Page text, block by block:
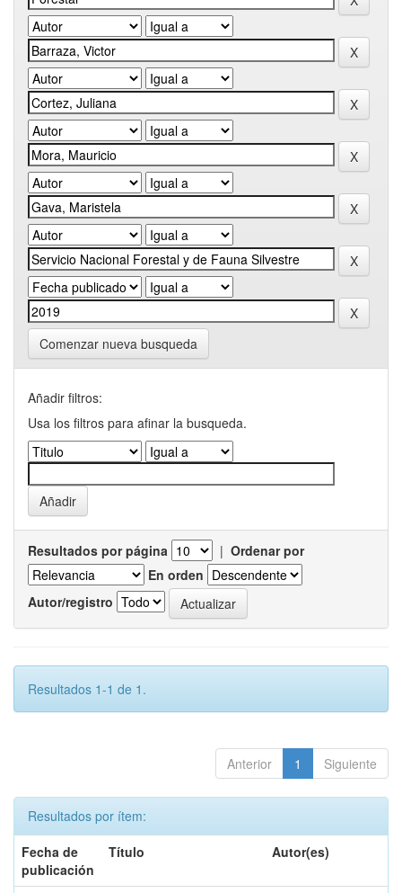
Comenzar nueva busqueda
Añadir filtros:
Usa los filtros para afinar la busqueda.
Resultados por página | Ordenar por
En orden
Autor/registro
Resultados 1-1 de 1.
Anterior 1 Siguiente
Resultados por ítem:
Fecha de
publicación
Título Autor(es)